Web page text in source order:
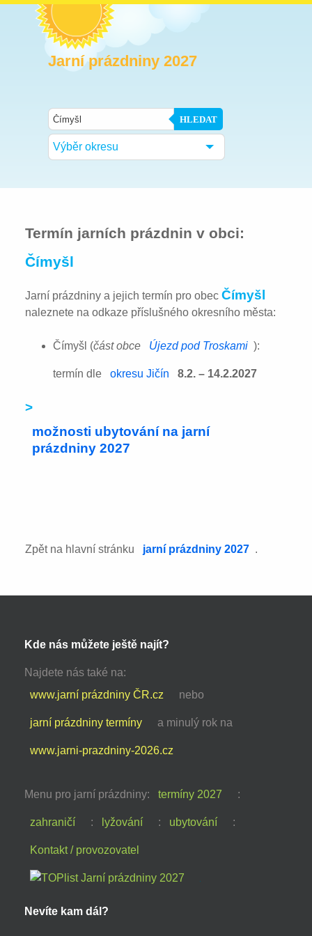
Jarní prázdniny 2027
HLEDAT
Výběr okresu
Termín jarních prázdnin v obci:
Čímyšl
Jarní prázdniny a jejich termín pro obecČímyšl
naleznete na odkaze příslušného okresního města:
Čímyšl (část obce Újezd pod Troskami ):
termín dle okresu Jičín 8.2. – 14.2.2027
>
možnosti ubytování na jarní
prázdniny 2027
Zpět na hlavní stránku jarní prázdniny 2027 .
Kde nás můžete ještě najít?
Najdete nás také na:
www.jarní prázdniny ČR.cz
nebo
jarní prázdniny termíny a minulý rok na
www.jarni-prazdniny-2026.cz
Menu pro jarní prázdniny: termíny 2027 :
zahraničí : lyžování : ubytování :
Kontakt / provozovatel
Nevíte kam dál?